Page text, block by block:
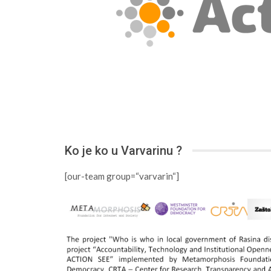
Ko je ko u Varvarinu ?
[our-team group=“varvarin“]